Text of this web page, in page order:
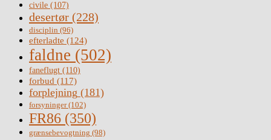
civile (107)
desertør (228)
disciplin (96)
efterladte (124)
faldne (502)
faneflugt (110)
forbud (117)
forplejning (181)
forsyninger(102)
FR86 (350)
grænsebevogtning (98)